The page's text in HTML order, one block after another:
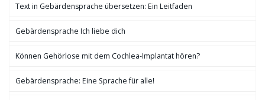
Text in Gebärdensprache übersetzen: Ein Leitfaden
Gebärdensprache Ich liebe dich
Können Gehörlose mit dem Cochlea-Implantat hören?
Gebärdensprache: Eine Sprache für alle!